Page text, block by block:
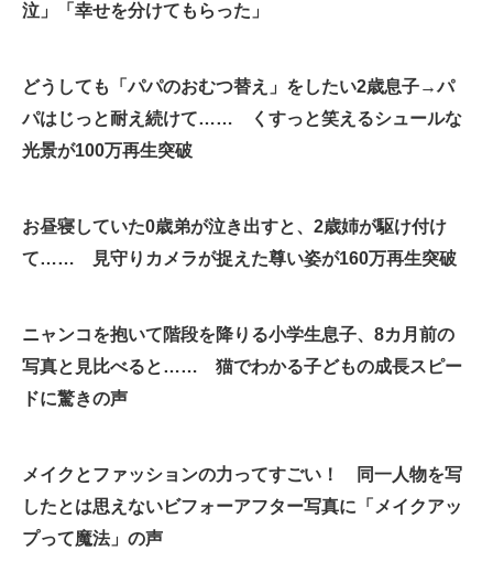
企業向けIT製品の総合サイト
IT製品の技術・比較・事例
モノづくり技術者専門サイト
電子設計の基本と応用
エネルギーの専門メディア
ちょっと気になるネットの話題
泣」「幸せを分けてもらった」
どうしても「パパのおむつ替え」をしたい2歳息子→パ
パはじっと耐え続けて…… くすっと笑えるシュールな
光景が100万再生突破
お昼寝していた0歳弟が泣き出すと、2歳姉が駆け付け
て…… 見守りカメラが捉えた尊い姿が160万再生突破
ニャンコを抱いて階段を降りる小学生息子、8カ月前の
写真と見比べると…… 猫でわかる子どもの成長スピー
ドに驚きの声
メイクとファッションの力ってすごい！ 同一人物を写
したとは思えないビフォーアフター写真に「メイクアッ
プって魔法」の声